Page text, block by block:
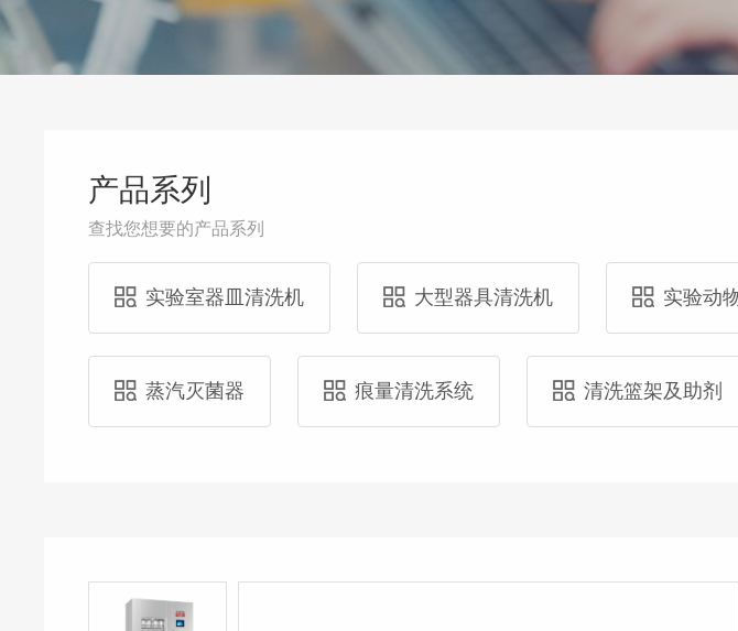
产品系列
查找您想要的产品系列
实验室器皿清洗机 大型器具清洗机 实验动
蒸汽灭菌器 痕量清洗系统 清洗篮架及助剂